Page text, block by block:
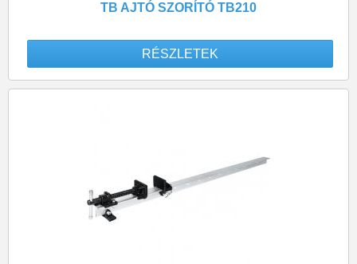
TB AJTÓ SZORÍTÓ TB210
RÉSZLETEK